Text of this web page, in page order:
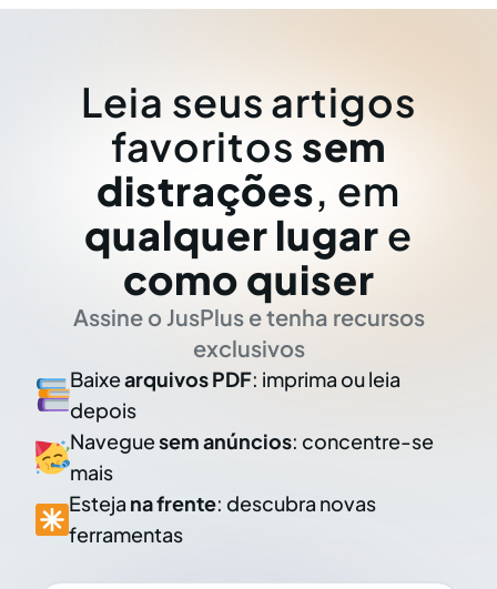
Leia seus artigos
favoritos sem
distrações, em
qualquer lugar e
como quiser
Assine o JusPlus e tenha recursos
exclusivos
Baixearquivos PDF: imprima ou leia
depois
Naveguesem anúncios: concentre-se
mais
Esteja na frente: descubra novas
ferramentas